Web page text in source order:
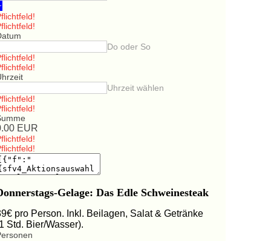
Do oder So
Uhrzeit wählen
EUR
Gelage: Das Edle Schweinesteak
pro Person. Inkl. Beilagen, Salat & Getränke
Std. Bier/Wasser).